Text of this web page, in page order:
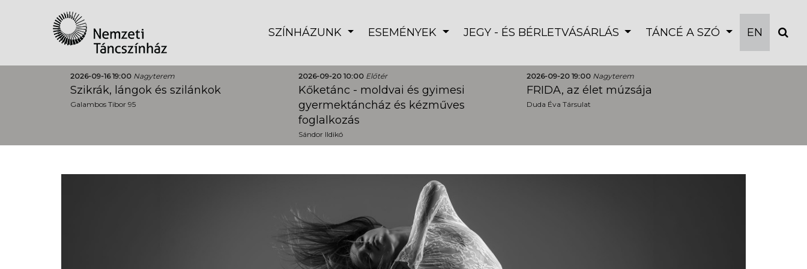
SZÍNHÁZUNK ESEMÉNYEK JEGY - ÉS BÉRLETVÁSÁRLÁS TÁNCÉ A SZÓ EN
2026-09-16 19:00 Nagyterem
Szikrák, lángok és szilánkok
Galambos Tibor 95
2026-09-20 10:00 Előtér
Kőketánc - moldvai és gyimesi
gyermektáncház és kézműves
foglalkozás
Sándor Ildikó
2026-09-20 19:00 Nagyterem
FRIDA, az élet múzsája
Duda Éva Társulat